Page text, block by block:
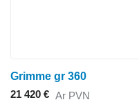
Grimme gr 360
21 420 € Ar PVN